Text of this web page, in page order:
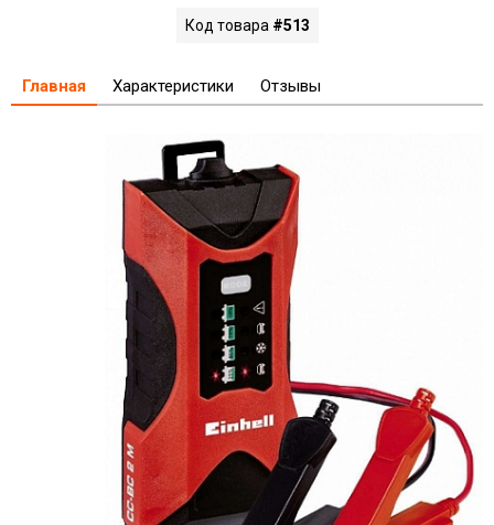
Код товара #513
Главная Характеристики Отзывы